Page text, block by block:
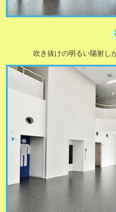
吹き抜けの明るい陽射し